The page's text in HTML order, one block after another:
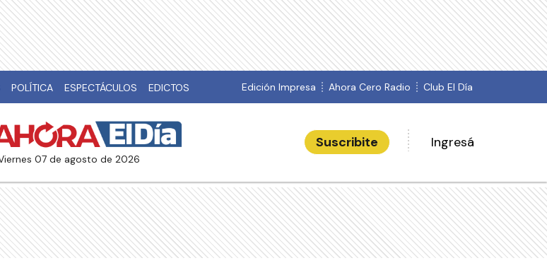
POLÍTICA ESPECTÁCULOS EDICTOS Edición Impresa Ahora Cero Radio Club El Día
viernes 07 de agosto de 2026
Suscribite Ingresá